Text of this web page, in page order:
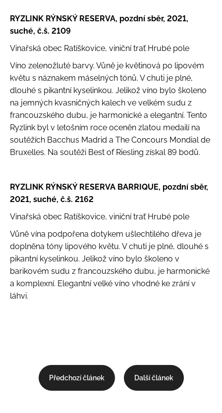
RYZLINK RÝNSKÝ RESERVA, pozdní sběr, 2021,
suché, č.š. 2109
Vinařská obec Ratíškovice, viniční trať Hrubé pole
Víno zelenožluté barvy. Vůně je květinová po lipovém
květu s náznakem máselných tónů. V chuti je plné,
dlouhé s pikantní kyselinkou. Jelikož víno bylo školeno
na jemných kvasničných kalech ve velkém sudu z
francouzského dubu, je harmonické a elegantní. Tento
Ryzlink byl v letošním roce oceněn zlatou medailí na
soutěžích Bacchus Madrid a The Concours Mondial de
Bruxelles. Na soutěži Best of Riesling získal 89 bodů.
RYZLINK RÝNSKÝ RESERVA BARRIQUE, pozdní sběr,
2021, suché, č.š. 2162
Vinařská obec Ratíškovice, viniční trať Hrubé pole
Vůně vína podpořena dotykem ušlechtilého dřeva je
doplněna tóny lipového květu. V chuti je plné, dlouhé s
pikantní kyselinkou. Jelikož víno bylo školeno v
barikovém sudu z francouzského dubu, je harmonické
a komplexní. Elegantní velké víno vhodné ke zrání v
láhvi.
Předchozí článek Další článek